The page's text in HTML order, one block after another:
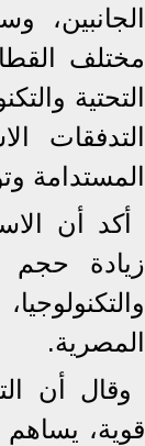
مختلف
التحتية
التدفقات
المستدامة
أكد أن
زيادة
المصرية.
وقال أن
قوية، يساهم